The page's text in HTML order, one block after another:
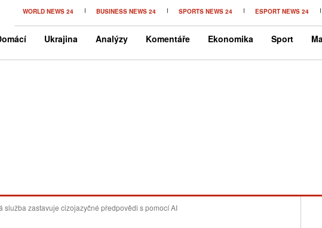
WORLD NEWS 24 BUSINESS NEWS 24 SPORTS NEWS 24 ESPORT NEWS 24
Ukrajina Analýzy Komentáře Ekonomika Sport
služba zastavuje cizojazyčné předpovědi s pomocí AI